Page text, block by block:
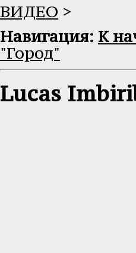
ВИДЕО >
Навигация: К
"Город"
Lucas